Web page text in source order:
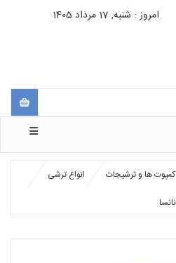
امروز : شنبه, 17 مرداد 1405
کمپوت ها و ترشیجات
انواع ترشی